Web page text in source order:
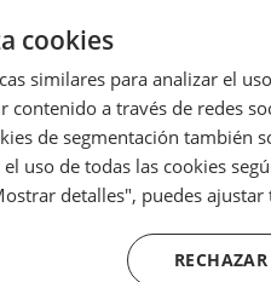
Pedir
cookies
similares para analizar el
a través de redes
de segmentación también
uso de todas las cookies
detalles", puedes ajustar